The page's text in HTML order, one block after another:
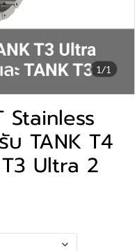
1/1
Stainless
บ TANK T4
Ultra 2